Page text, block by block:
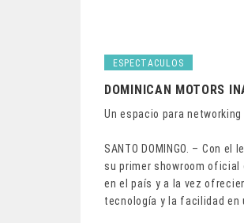
ESPECTACULOS
DOMINICAN MOTORS
Un espacio para
SANTO DOMINGO. – Con
su primer showroom oficial
en el país y a la vez
tecnología y la facilidad en